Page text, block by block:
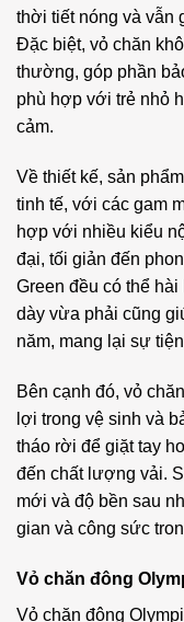
thời tiết nóng và vẫn
Đặc biệt, vỏ chăn
thường, góp phần
phù hợp với trẻ nhỏ
cảm.
Về thiết kế, sản
tinh tế, với các gam
hợp với nhiều kiểu
đại, tối giản đến
Green đều có thể
dày vừa phải cũng
năm, mang lại sự
Bên cạnh đó, vỏ
lợi trong vệ sinh và
tháo rời để giặt tay
đến chất lượng vải.
mới và độ bền sau
gian và công sức
Vỏ chăn đông
Vỏ chăn đông